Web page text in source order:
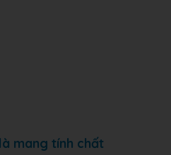
mang tính chất